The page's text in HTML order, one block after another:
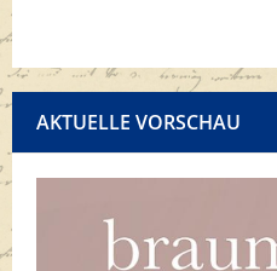
AKTUELLE VORSCHAU